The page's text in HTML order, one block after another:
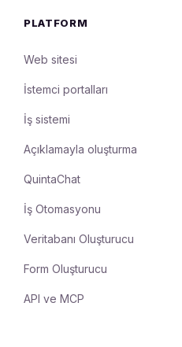
PLATFORM
Web sitesi
İstemci portalları
İş sistemi
Açıklamayla oluşturma
QuintaChat
İş Otomasyonu
Veritabanı Oluşturucu
Form Oluşturucu
API ve MCP